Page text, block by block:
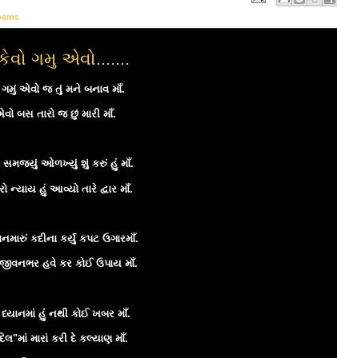
ગમુ એવો.......
એવો જ તું મને બનાવ માઁ.
બસ તારો જ છું મારી માઁ.
સમજ્યું ઓળખ્યું શું કરું હું માઁ.
ન્યાય હું આવ્યો તારે દ્વાર માઁ.
કદીના કર્યું કપટ ઉગારમાઁ.
હવે કર કોઈ ઉપાય માઁ.
ધ્યાનમાં હું નથી કોઈ ખબર માઁ.
મારાં કરી દે કલ્યાણ માઁ.